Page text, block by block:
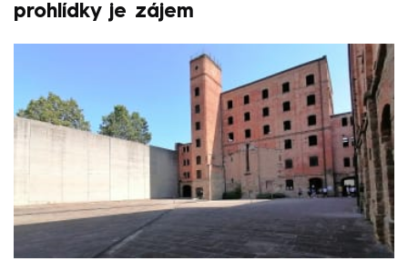
prohlídky je zájem